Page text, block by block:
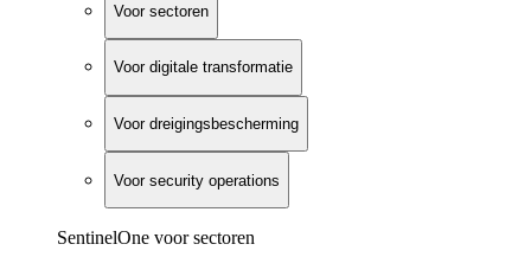
Voor sectoren
Voor digitale transformatie
Voor dreigingsbescherming
Voor security operations
SentinelOne voor sectoren